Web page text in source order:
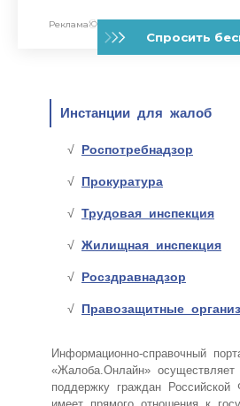
Инстанции для жалоб
Роспотребнадзор
Прокуратура
Трудовая инспекция
Жилищная инспекция
Росздравнадзор
Правозащитные
Информационно-справочный
«Жалоба.Онлайн»
поддержку граждан